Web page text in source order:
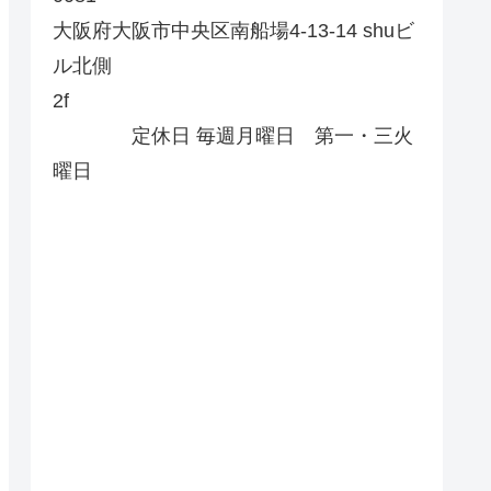
大阪府大阪市中央区南船場4-13-14 shuビ
ル北側
2f
定休日 毎週月曜日 第一・三火
曜日